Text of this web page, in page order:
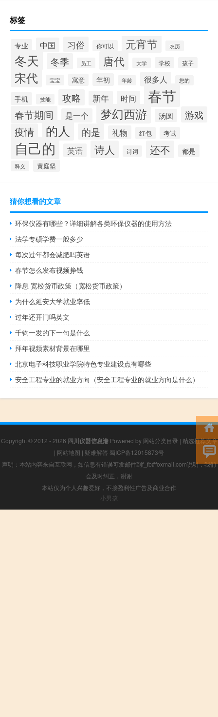
标签
专业 中国 习俗 你可以 元宵节 农历
冬天 冬季 员工 唐代 大学 学校 孩子
宋代 宝宝 寓意 年初 年龄 很多人 您的
手机 技能 攻略 新年 时间 春节
春节期间 是一个 梦幻西游 汤圆 游戏
疫情 的人 的是 礼物 红包 考试
自己的 英语 诗人 诗词 还不 都是
释义 黄庭坚
猜你想看的文章
环保仪器有哪些？详细讲解各类环保仪器的使用方法
法学专硕学费一般多少
每次过年都会减肥吗英语
春节怎么发布视频挣钱
降息 宽松货币政策（宽松货币政策）
为什么延安大学就业率低
过年还开门吗英文
千钧一发的下一句是什么
拜年视频素材背景在哪里
北京电子科技职业学院特色专业建设点有哪些
安全工程专业的就业方向（安全工程专业的就业方向是什么）
Copyright © 2012 - 2026 四川仪器信息港Powered by 网站分类目录 | 精选推荐文章
| 网站地图 | 疑难解答 蜀ICP备12015873号
声明：本站内容来自互联网，如信息有错误可发邮件到f_fb#foxmail.com说明，我们
会及时纠正，谢谢
本站仅为个人兴趣爱好，不接盈利性广告及商业合作
小男孩